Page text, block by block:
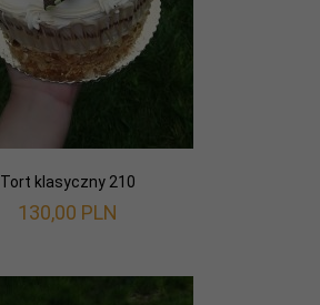
Tort klasyczny 210
130,00 PLN